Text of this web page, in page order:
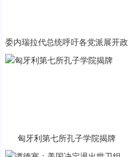
委内瑞拉代总统呼吁各党派展开政
匈牙利第七所孔子学院揭牌